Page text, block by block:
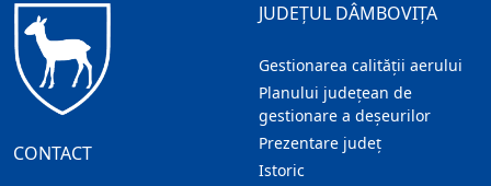
CONTACT
JUDEȚUL DÂMBOVIȚA
Gestionarea calității aerului
Planului județean de
gestionare a deșeurilor
Prezentare judeţ
Istoric